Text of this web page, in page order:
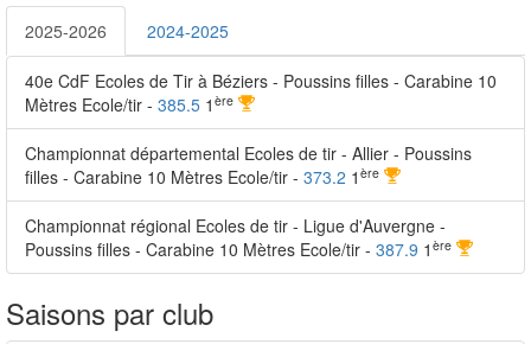
2025-2026 2024-2025
40e CdF Ecoles de Tir à Béziers - Poussins filles - Carabine 10
Mètres Ecole/tir - 385.5 1 ère
Championnat départemental Ecoles de tir - Allier - Poussins
filles - Carabine 10 Mètres Ecole/tir - 373.2 1 ère
Championnat régional Ecoles de tir - Ligue d'Auvergne -
Poussins filles - Carabine 10 Mètres Ecole/tir - 387.9 1 ère
Saisons par club